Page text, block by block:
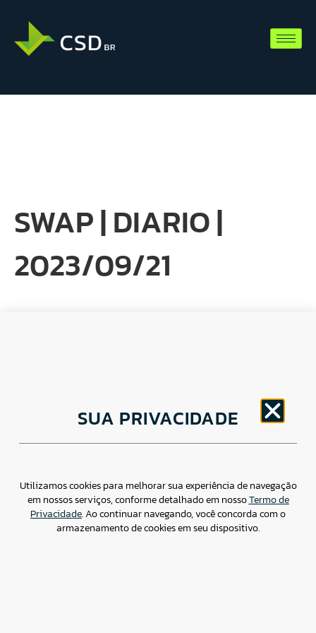
SWAP | DIARIO |
2023/09/21
Av. Brigadeiro Faria Lima, 1779 – 5oAndar Jardim
Paulistano, São Paulo/ SP – CEP: 01452-914
Assessoria de imprensa: imprensa@csdbr.com
SUA PRIVACIDADE
Utilizamos cookies para melhorar sua experiência de navegação
em nossos serviços, conforme detalhado em nossoTermo de
Privacidade. Ao continuar navegando, você concorda com o
armazenamento de cookies em seu dispositivo.